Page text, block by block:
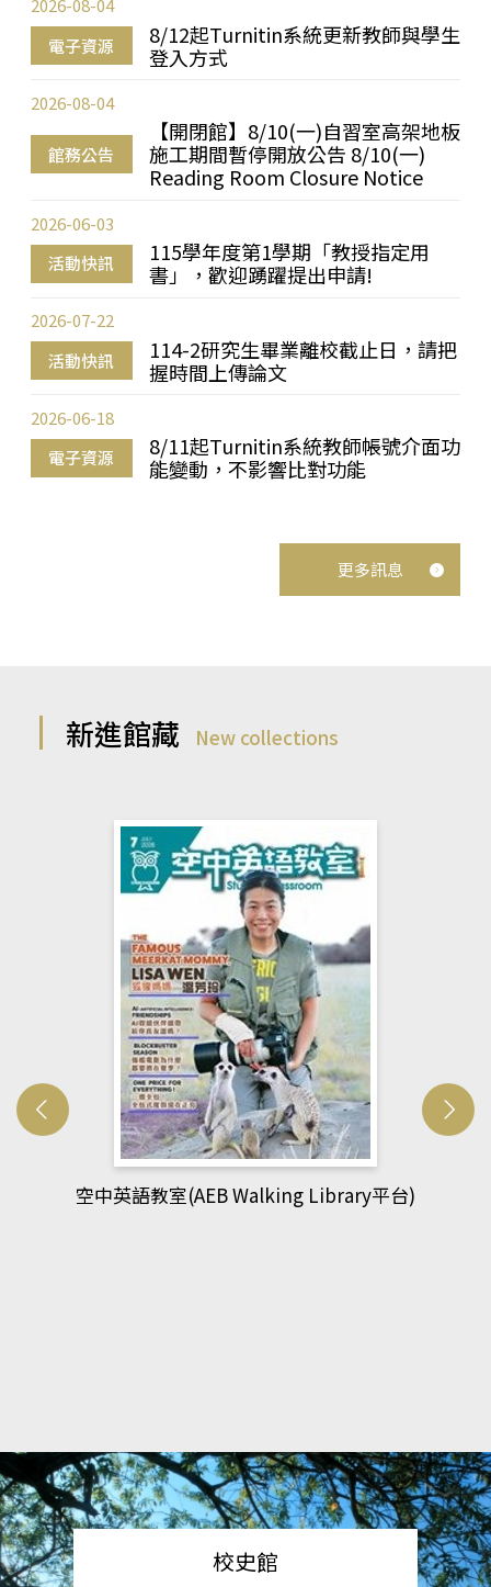
電子資源
8/12起Turnitin系統更新教師與學生
登入方式
2026-08-04
館務公告
【開閉館】8/10(一)自習室高架地板
施工期間暫停開放公告 8/10(一)
Reading Room Closure Notice
2026-08-04
活動快訊
115學年度第1學期「教授指定用
書」，歡迎踴躍提出申請!
2026-06-03
活動快訊
114-2研究生畢業離校截止日，請把
握時間上傳論文
2026-07-22
電子資源
8/11起Turnitin系統教師帳號介面功
能變動，不影響比對功能
2026-06-18
更多訊息
新進館藏 New collections
網管人(kono平台)
校史館